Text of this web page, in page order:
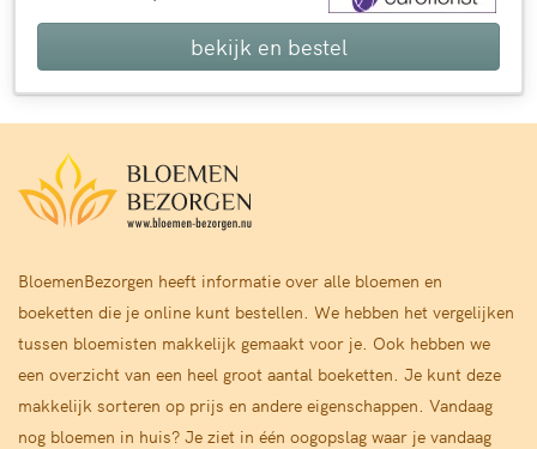
bekijk en bestel
BloemenBezorgen heeft informatie over alle bloemen en
boeketten die je online kunt bestellen. We hebben het vergelijken
tussen bloemisten makkelijk gemaakt voor je. Ook hebben we
een overzicht van een heel groot aantal boeketten. Je kunt deze
makkelijk sorteren op prijs en andere eigenschappen. Vandaag
nog bloemen in huis? Je ziet in één oogopslag waar je vandaag